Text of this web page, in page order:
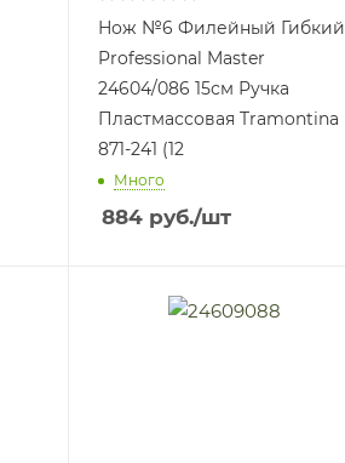
Нож №6 Филейный Гибкий
Professional Master
24604/086 15см Ручка
Пластмассовая Tramontina
871-241 (12
Много
884руб./шт